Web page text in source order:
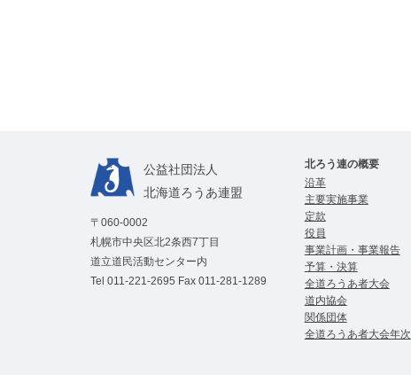
公益社団法⼈
北海道ろうあ連盟
〒060-0002
札幌市中央区北2条西7丁目
道立道民活動センター内
Tel 011-221-2695 Fax 011-281-1289
北ろう連の概要
沿革
主要実施事業
定款
役員
事業計画・事業報告
予算・決算
全道ろうあ者⼤会
道内協会
関係団体
全道ろうあ者大会年次